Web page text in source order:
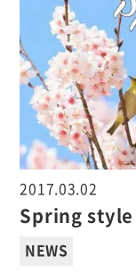
2017.03.02
Spring style
NEWS